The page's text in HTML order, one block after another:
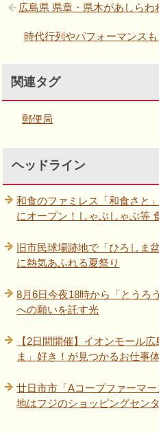
広島県 県章・県木があしらわ
時代行列やパフォーマンス
関連タグ
郵便局
ヘッドライン
和食のファミレス「和食さと
にオープン！しゃぶしゃぶ等
旧市民球場跡地で「ひろしま
に熱気あふれる夏祭り
8月6日今夜18時から「とうろ
への願いを託す光
【2日間開催】イオンモール
ま」好き！が見つかるお仕事
廿日市市「Aコープファーマ
地はフジのショッピングセン